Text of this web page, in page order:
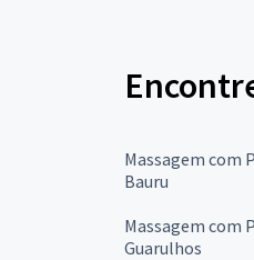
Massagem com
Bauru
Massagem com
Guarulhos